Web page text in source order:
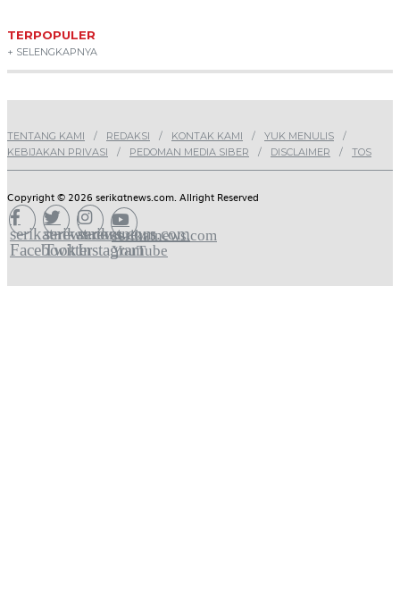
TERPOPULER
+ SELENGKAPNYA
TENTANG KAMI REDAKSI KONTAK KAMI
YUK MENULIS
KEBIJAKAN PRIVASI
PEDOMAN MEDIA SIBER DISCLAIMER TOS
Copyright © 2026 serikatnews.com. Allright Reserved
serikatnews.com
Facebook
serikatnews.com
Twitter
serikatnews.com
Instagram
serikatnews.com
YouTube